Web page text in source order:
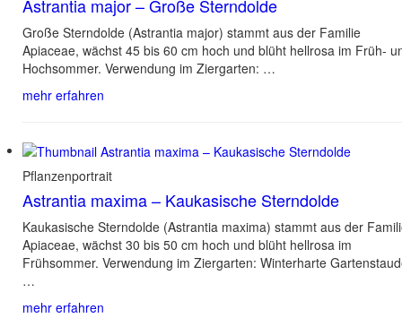
Astrantia major – Große Sterndolde
Große Sterndolde (Astrantia major) stammt aus der Familie
Apiaceae, wächst 45 bis 60 cm hoch und blüht hellrosa im Früh-
Hochsommer. Verwendung im Ziergarten: …
mehr erfahren
Pflanzenportrait
Astrantia maxima – Kaukasische Sterndolde
Kaukasische Sterndolde (Astrantia maxima) stammt aus der
Apiaceae, wächst 30 bis 50 cm hoch und blüht hellrosa im
Frühsommer. Verwendung im Ziergarten: Winterharte
…
mehr erfahren